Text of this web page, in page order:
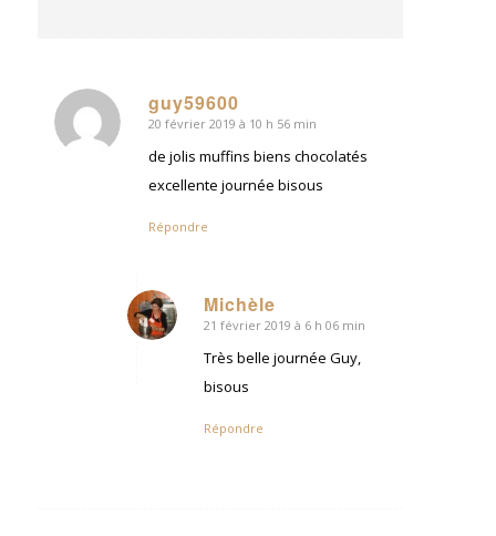
guy59600
dit
:
20 février 2019 à 10 h 56 min
de jolis muffins biens chocolatés
excellente journée bisous
Répondre
Michèle
dit
21 février 2019 à 6 h 06 min
Très belle journée Guy,
bisous
Répondre